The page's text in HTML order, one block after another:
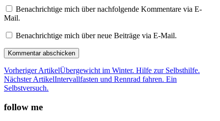
Benachrichtige mich über nachfolgende Kommentare via E-
Mail.
Benachrichtige mich über neue Beiträge via E-Mail.
Vorheriger ArtikelÜbergewicht im Winter. Hilfe zur Selbsthilfe.
Nächster ArtikelIntervallfasten und Rennrad fahren. Ein
Selbstversuch.
follow me